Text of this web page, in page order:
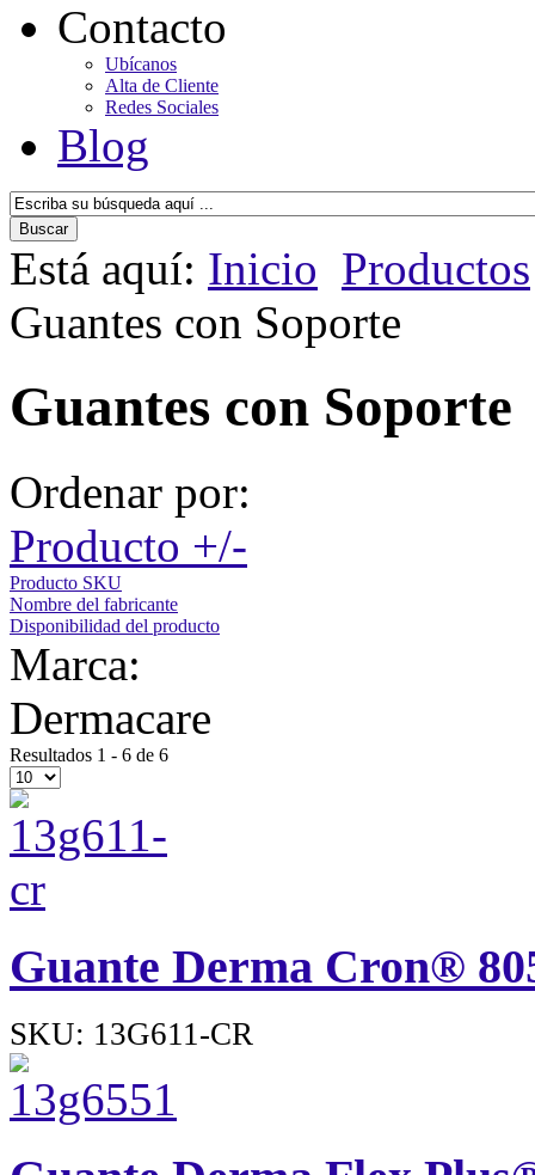
Contacto
Ubícanos
Alta de Cliente
Redes Sociales
Blog
Está aquí: Inicio Productos
Guantes con Soporte
Guantes con Soporte
Ordenar por:
Producto +/-
Producto SKU
Nombre del fabricante
Disponibilidad del producto
Marca:
Dermacare
Resultados 1 - 6 de 6
Guante Derma Cron®
SKU: 13G611-CR